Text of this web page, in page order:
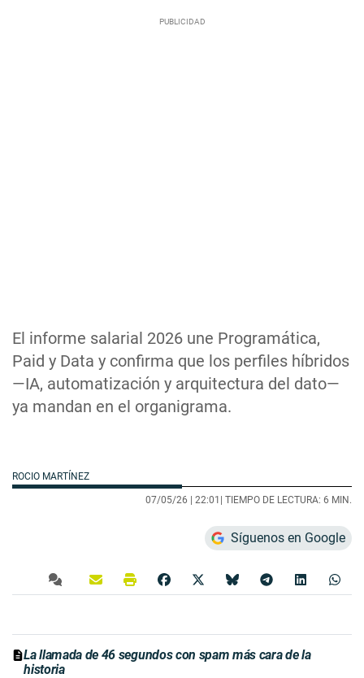
El informe salarial 2026 une Programática,
Paid y Data y confirma que los perfiles híbridos
—IA, automatización y arquitectura del dato—
ya mandan en el organigrama.
ROCIO MARTÍNEZ
07/05/26 | 22:01 | TIEMPO DE LECTURA: 6 MIN.
Síguenos en Google
La llamada de 46 segundos con spam más cara de la
historia